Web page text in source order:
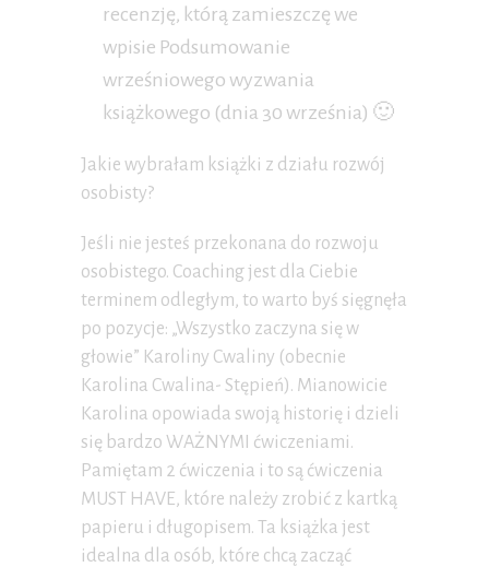
recenzję, którą zamieszczę we
wpisie Podsumowanie
wrześniowego wyzwania
książkowego (dnia 30 września) 🙂
Jakie wybrałam książki z działu rozwój
osobisty?
Jeśli nie jesteś przekonana do rozwoju
osobistego. Coaching jest dla Ciebie
terminem odległym, to warto byś sięgnęła
po pozycje: „Wszystko zaczyna się w
głowie” Karoliny Cwaliny (obecnie
Karolina Cwalina- Stępień). Mianowicie
Karolina opowiada swoją historię i dzieli
się bardzo WAŻNYMI ćwiczeniami.
Pamiętam 2 ćwiczenia i to są ćwiczenia
MUST HAVE, które należy zrobić z kartką
papieru i długopisem. Ta książka jest
idealna dla osób, które chcą zacząć